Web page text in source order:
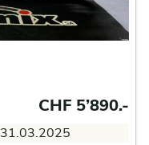
CHF 5’890.-
31.03.2025